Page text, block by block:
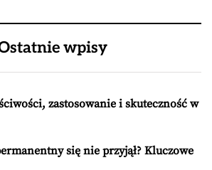
wpisy
zastosowanie i skuteczność w
się nie przyjął? Kluczowe